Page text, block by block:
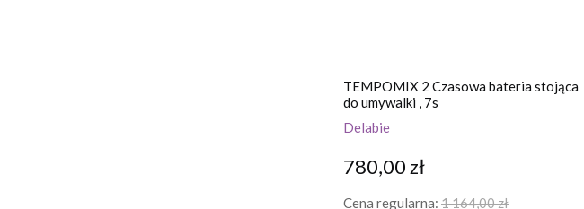
TEMPOMIX 2 Czasowa bateria stojąca
do umywalki , 7s
Delabie
780,00 zł
Cena regularna: 1 164,00 zł